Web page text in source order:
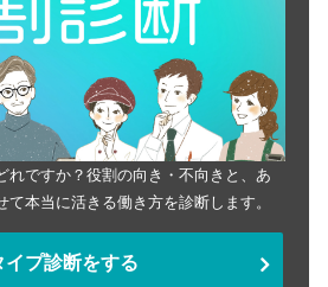
れですか？役割の向き・不向きと、あ
て本当に活きる働き方を診断します。
イプ診断をする